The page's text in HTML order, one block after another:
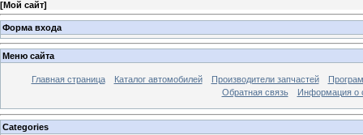
[Мой сайт]
Форма входа
Меню сайта
Главная страница Каталог автомобилей Производители запчастей
Обратная связь
Информация о
Categories